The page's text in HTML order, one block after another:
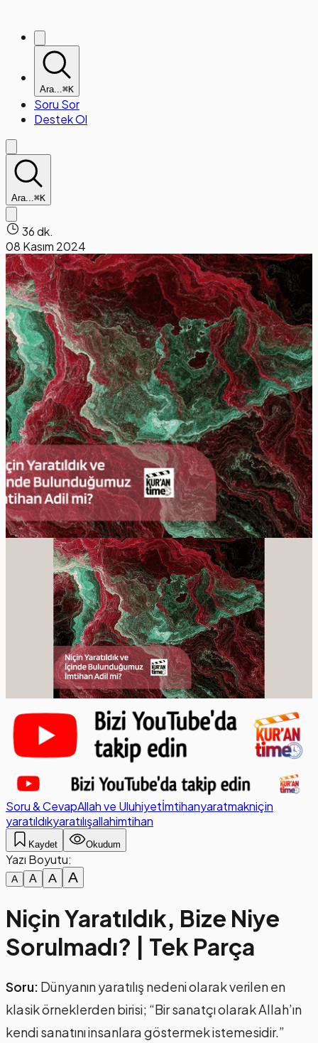
Ara...⌘K
Soru Sor
Destek Ol
Ara...⌘K
36 dk.
08 Kasım 2024
Soru & CevapAllah ve Uluhiyetİmtihanyaratmakniçin
yaratıldıkyaratılışallahimtihan
Kaydet Okudum
Yazı Boyutu:
A A A A
Niçin Yaratıldık, Bize Niye
Sorulmadı? | Tek Parça
Soru: Dünyanın yaratılış nedeni olarak verilen en
klasik örneklerden birisi; “Bir sanatçı olarak Allah’ın
kendi sanatını insanlara göstermek istemesidir.”